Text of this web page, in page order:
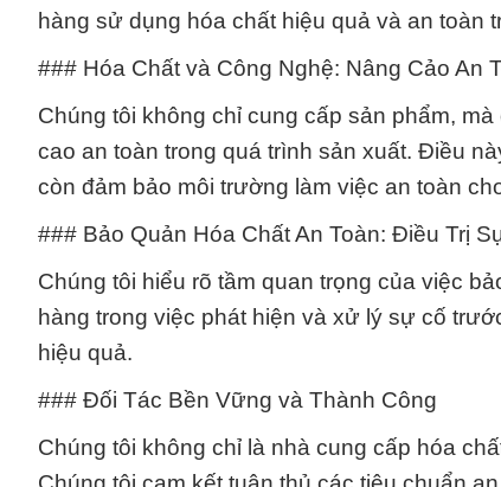
hàng sử dụng hóa chất hiệu quả và an toàn
### Hóa Chất và Công Nghệ: Nâng Cảo An
Chúng tôi không chỉ cung cấp sản phẩm,
cao an toàn trong quá trình sản xuất. Điều
còn đảm bảo môi trường làm việc an toàn
### Bảo Quản Hóa Chất An Toàn: Điều Trị
Chúng tôi hiểu rõ tầm quan trọng của việc
hàng trong việc phát hiện và xử lý sự cố
hiệu quả.
### Đối Tác Bền Vững và Thành Công
Chúng tôi không chỉ là nhà cung cấp hóa